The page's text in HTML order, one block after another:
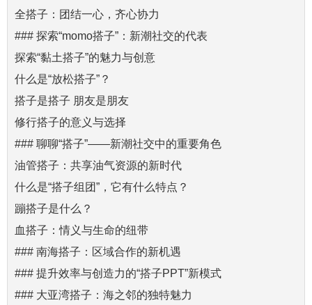
全搭子：团结一心，齐心协力
### 探索“momo搭子”：新潮社交的代表
探索“黏土搭子”的魅力与创意
什么是“放松搭子”？
搭子是搭子 朋友是朋友
修行搭子的意义与选择
### 聊聊“搭子”——新潮社交中的重要角色
油管搭子：共享油气资源的新时代
什么是“搭子组团”，它有什么特点？
蹦搭子是什么？
血搭子：情义与生命的纽带
### 南海搭子：区域合作的新机遇
### 提升效率与创造力的“搭子PPT”新模式
### 大亚湾搭子：海之邻的独特魅力